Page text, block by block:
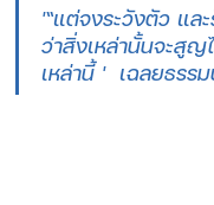
'“แต่จงระวังตัว แ
ว่าสิ่งเหล่านั้นจะสูญ
เหล่านี้ '  เฉลยธร